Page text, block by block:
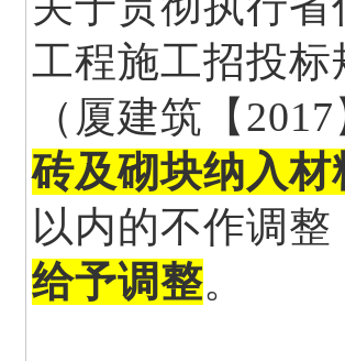
工程施工招投
（厦建筑【
砖及砌块纳入
以内的不作调整
给予调整。